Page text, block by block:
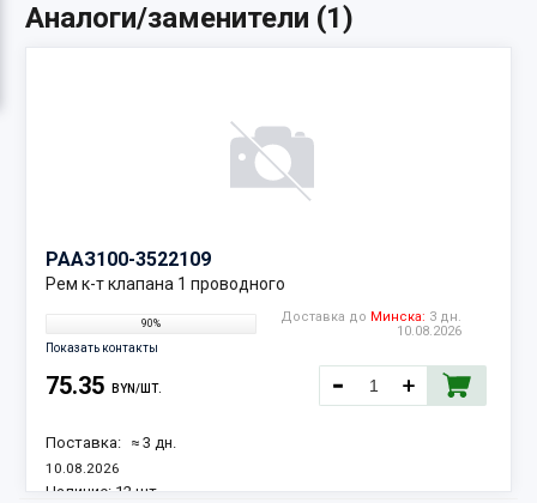
Аналоги/заменители (1)
РААЗ100-3522109
Рем к-т клапана 1 проводного
90%
Показать контакты
Доставка до Минска: 3 дн.
10.08.2026
75.35 BYN/ШТ.
Поставка: ≈ 3 дн.
10.08.2026
Наличие: 12 шт.